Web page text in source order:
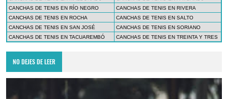
CANCHAS DE TENIS EN RÍO NEGRO
CANCHAS DE TENIS EN RIVERA
CANCHAS DE TENIS EN ROCHA
CANCHAS DE TENIS EN SALTO
CANCHAS DE TENIS EN SAN JOSÉ
CANCHAS DE TENIS EN SORIANO
CANCHAS DE TENIS EN TACUAREMBÓ
CANCHAS DE TENIS EN TREINTA Y TRES
NO DEJES DE LEER